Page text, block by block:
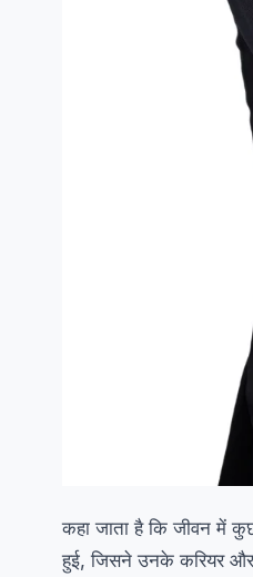
कहा जाता है कि जीवन में
हुई, जिसने उनके करियर